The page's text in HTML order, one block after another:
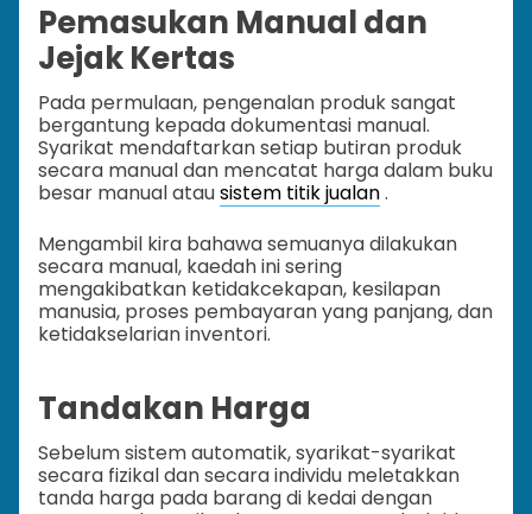
Pemasukan Manual dan
Jejak Kertas
Pada permulaan, pengenalan produk sangat
bergantung kepada dokumentasi manual.
Syarikat mendaftarkan setiap butiran produk
secara manual dan mencatat harga dalam buku
besar manual atausistem titik jualan.
Mengambil kira bahawa semuanya dilakukan
secara manual, kaedah ini sering
mengakibatkan ketidakcekapan, kesilapan
manusia, proses pembayaran yang panjang, dan
ketidakselarian inventori.
Tandakan Harga
Sebelum sistem automatik, syarikat-syarikat
secara fizikal dan secara individu meletakkan
tanda harga pada barang di kedai dengan